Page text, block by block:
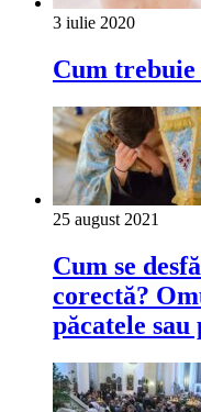
3 iulie 2020
Cum trebuie
25 august 2021
Cum se
corectă?
păcatele